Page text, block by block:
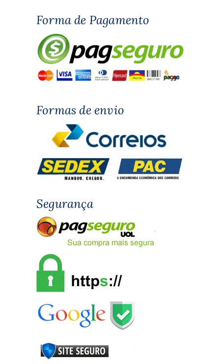
Forma de Pagamento
Formas de envio
Segurança